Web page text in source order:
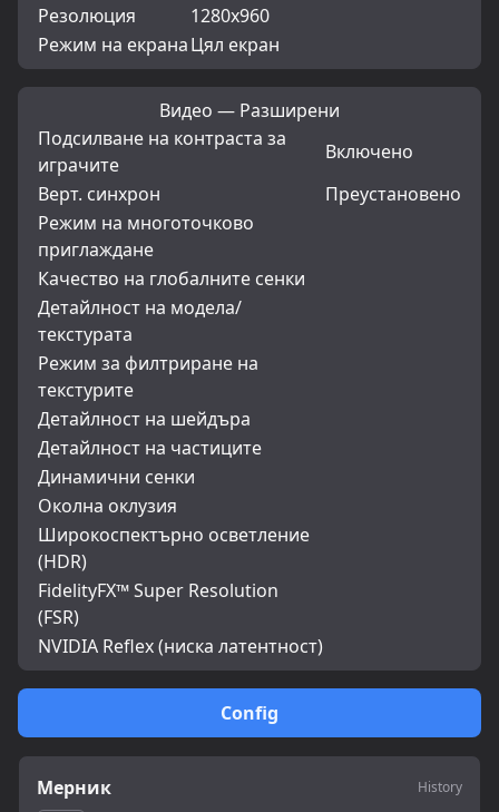
Config
Мерник History
Резолюция
1280x960
Режим на екранаЦял екран
Видео — Разширени
Подсилване на контраста за
играчите
Включено
Верт. синхрон
Преустановено
Режим на многоточково
приглаждане
Качество на глобалните сенки
Детайлност на модела/
текстурата
Режим за филтриране на
текстурите
Детайлност на шейдъра
Детайлност на частиците
Динамични сенки
Околна оклузия
Широкоспектърно осветление
(HDR)
FidelityFX™ Super Resolution
(FSR)
NVIDIA Reflex (ниска латентност)